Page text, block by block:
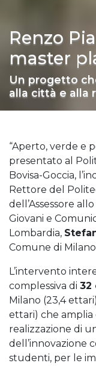
Renzo
master
Un progetto
alla città e alla
“Aperto, verde e
presentato al
Bovisa-Goccia,
Rettore del
dell’Assessore
Giovani e
Lombardia,
Comune di
L’intervento
complessiva di 32
Milano (23,4
ettari) che amplia
realizzazione di
dell’innovazione
studenti, per le